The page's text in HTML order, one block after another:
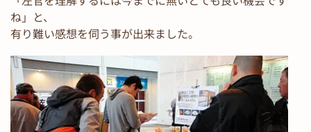
ね」と、
有り難い感想を伺う事が出来ました。